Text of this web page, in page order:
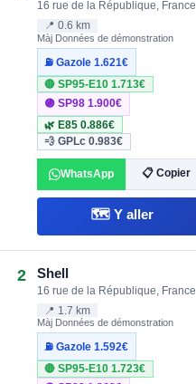
16 rue de la République, France
📍 0.6 km
Màj Données de démonstration
⛽ Gazole1.621€
🔴 SP95-E101.713€
🟣 SP981.900€
🌿 E850.886€
💨 GPLc0.983€
WhatsApp 📋 Copier
🗺️ Y aller
2 Shell
16 rue de la République, France
📍 1.7 km
Màj Données de démonstration
⛽ Gazole1.592€
🔴 SP95-E101.723€